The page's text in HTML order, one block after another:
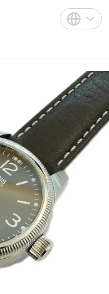
Bahasa Indonesia
Tiếng Việt